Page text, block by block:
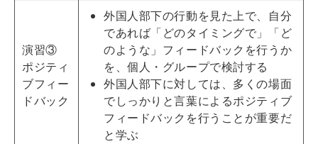
演習③
ポジティ
ブフィー
ドバック
外国人部下の行動を見た上で、自分
であれば「どのタイミングで」「ど
のような」フィードバックを行うか
を、個人・グループで検討する
外国人部下に対しては、多くの場面
でしっかりと言葉によるポジティブ
フィードバックを行うことが重要だ
と学ぶ